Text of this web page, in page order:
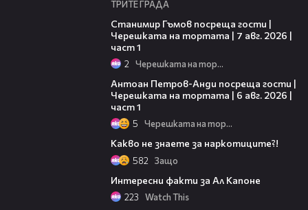
ТРИТЕ ГРАДА
Станимир Гъмов посреща гости |
Черешката на тортата | 7 авг. 2026 |
част 1
2 Черешката на тортата
Антоан Петров-Анди посреща гости |
Черешката на тортата | 6 авг. 2026 |
част 1
5 Черешката на тортата
Какво не знаете за наркотиците?!
582 Защо
Интересни факти за Ал Капоне
223 Watch This